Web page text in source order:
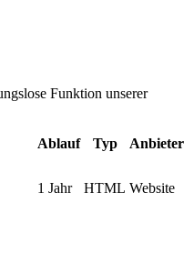
Funktion unserer
Ablauf Typ Anbieter
1 Jahr HTML Website